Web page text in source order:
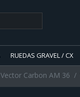
RUEDAS GRAVEL / CX
Vector Carbon AM 36